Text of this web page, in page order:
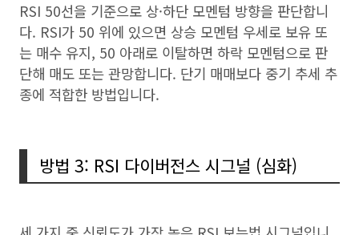
RSI 50선을 기준으로 상·하단 모멘텀 방향을 판단합니
다. RSI가 50 위에 있으면 상승 모멘텀 우세로 보유 또
는 매수 유지, 50 아래로 이탈하면 하락 모멘텀으로 판
단해 매도 또는 관망합니다. 단기 매매보다 중기 추세 추
종에 적합한 방법입니다.
방법 3: RSI 다이버전스 시그널 (심화)